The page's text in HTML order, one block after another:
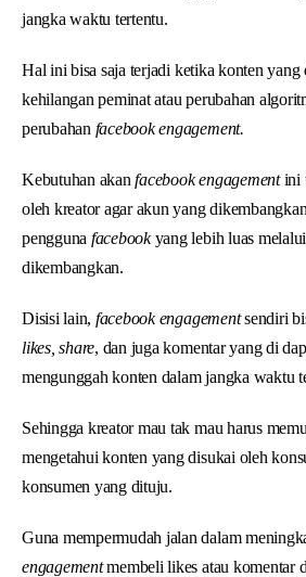
jangka waktu tertentu.
Hal ini bisa saja terjadi ketika konten yang
kehilangan peminat atau perubahan
perubahan facebook engagement.
Kebutuhan akan facebook engagementini
oleh kreator agar akun yang
pengguna facebookyang lebih luas
dikembangkan.
Disisi lain, facebook engagementsendiri
likes, share, dan juga komentar yang di
mengunggah konten dalam jangka waktu
Sehingga kreator mau tak mau harus
mengetahui konten yang disukai oleh
konsumen yang dituju.
Guna mempermudah jalan dalam
engagementmembeli likes atau komentar